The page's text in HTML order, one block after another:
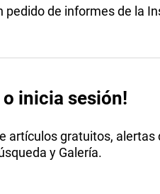
de informes de la
inicia sesión!
artículos gratuitos, alertas
y Galería.